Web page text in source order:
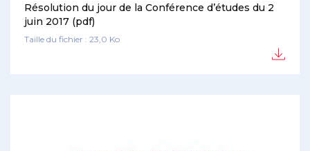
Résolution du jour de la Conférence d’études du 2
juin 2017 (pdf)
Taille du fichier : 23,0 Ko